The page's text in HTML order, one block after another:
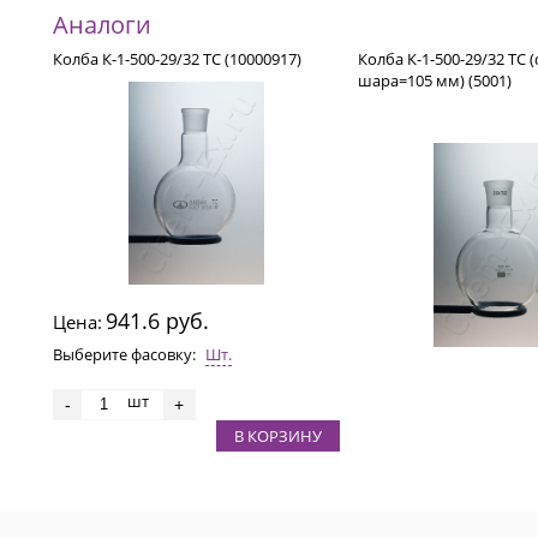
Аналоги
Колба К-1-500-29/32 ТС (10000917)
Цена: 941.6 руб.
Выберите фасовку: Шт.
- шт +
В КОРЗИНУ
Колба К-1-500-29/32 ТС
шара=105 мм) (5001)